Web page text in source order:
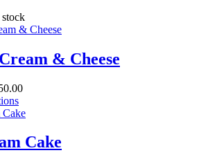
& Cheese
Plage
prix :
à
$150.00
Ce
produit
plusieurs
variations.
Cake